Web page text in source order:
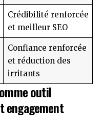
Crédibilité renforcée
et meilleur SEO
Confiance renforcée
et réduction des
irritants
outil
engagement